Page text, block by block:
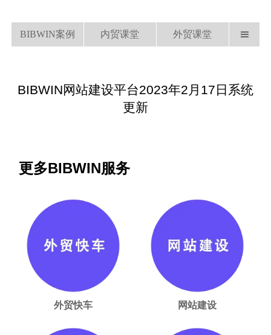
BIBWIN案例 内贸课堂 外贸课堂 
BIBWIN网站建设平台2023年2月17日系统
更新
更多BIBWIN服务
外贸快车 网站建设